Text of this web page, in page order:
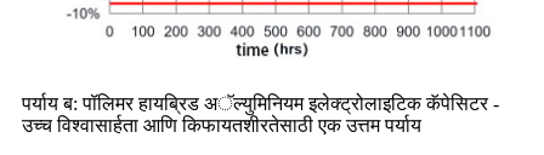
पर्याय ब: पॉलिमर हायब्रिड अॅल्युमिनियम इलेक्ट्रोलाइटिक कॅपेसिटर -
उच्च विश्वासार्हता आणि किफायतशीरतेसाठी एक उत्तम पर्याय